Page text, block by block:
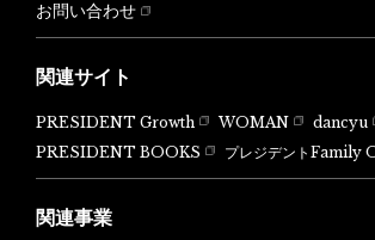
お問い合わせ
関連サイト
PRESIDENT Growth WOMAN dancyu
PRESIDENT BOOKS
プレジデントFamily
関連事業